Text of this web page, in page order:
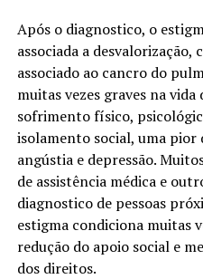
Após o diagnostico, o
associada a desvalorização,
associado ao cancro do
muitas vezes graves na vida
sofrimento físico,
isolamento social, uma pior
angústia e depressão.
de assistência médica e
diagnostico de pessoas
estigma condiciona muitas
redução do apoio social e
dos direitos.